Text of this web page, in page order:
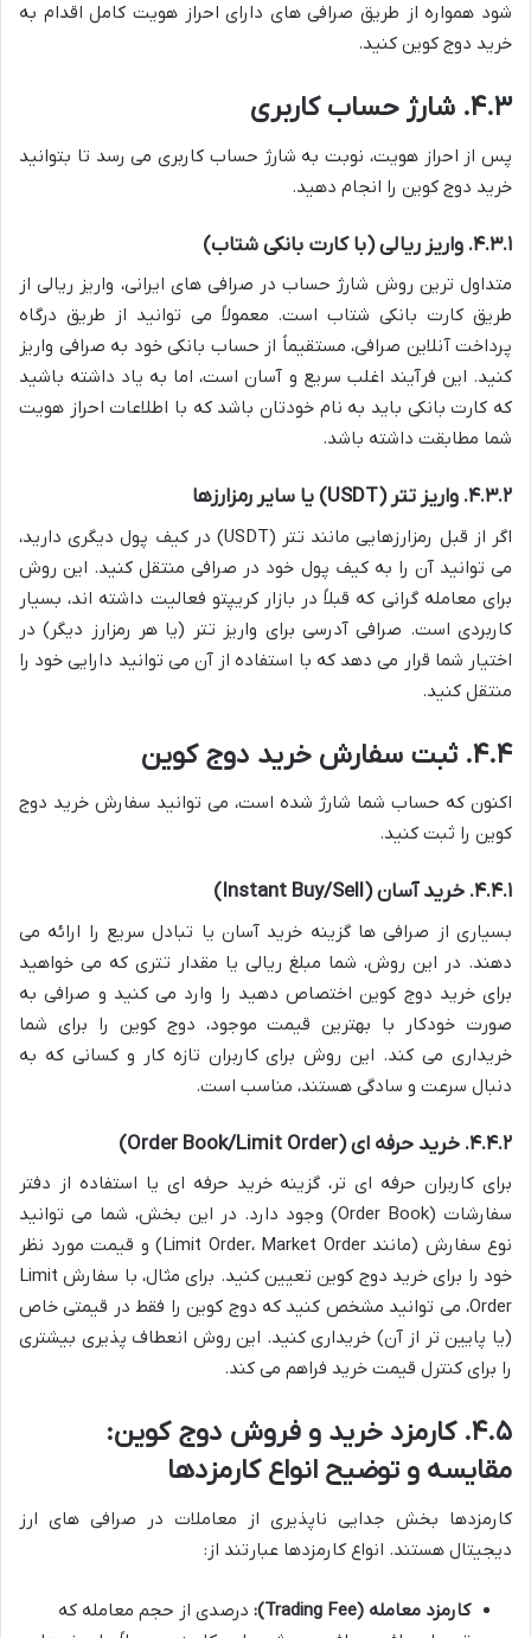
شود همواره از طریق صرافی های دارای احراز هویت کامل اقدام به
خرید دوج کوین کنید.
۴.۳. شارژ حساب کاربری
پس از احراز هویت، نوبت به شارژ حساب کاربری می رسد تا بتوانید
خرید دوج کوین را انجام دهید.
۴.۳.۱. واریز ریالی (با کارت بانکی شتاب)
متداول ترین روش شارژ حساب در صرافی های ایرانی، واریز ریالی از
طریق کارت بانکی شتاب است. معمولاً می توانید از طریق درگاه
پرداخت آنلاین صرافی، مستقیماً از حساب بانکی خود به صرافی واریز
کنید. این فرآیند اغلب سریع و آسان است، اما به یاد داشته باشید
که کارت بانکی باید به نام خودتان باشد که با اطلاعات احراز هویت
شما مطابقت داشته باشد.
۴.۳.۲. واریز تتر (USDT) یا سایر رمزارزها
اگر از قبل رمزارزهایی مانند تتر (USDT) در کیف پول دیگری دارید،
می توانید آن را به کیف پول خود در صرافی منتقل کنید. این روش
برای معامله گرانی که قبلاً در بازار کریپتو فعالیت داشته اند، بسیار
کاربردی است. صرافی آدرسی برای واریز تتر (یا هر رمزارز دیگر) در
اختیار شما قرار می دهد که با استفاده از آن می توانید دارایی خود را
منتقل کنید.
۴.۴. ثبت سفارش خرید دوج کوین
اکنون که حساب شما شارژ شده است، می توانید سفارش خرید دوج
کوین را ثبت کنید.
۴.۴.۱. خرید آسان (Instant Buy/Sell)
بسیاری از صرافی ها گزینه خرید آسان یا تبادل سریع را ارائه می
دهند. در این روش، شما مبلغ ریالی یا مقدار تتری که می خواهید
برای خرید دوج کوین اختصاص دهید را وارد می کنید و صرافی به
صورت خودکار با بهترین قیمت موجود، دوج کوین را برای شما
خریداری می کند. این روش برای کاربران تازه کار و کسانی که به
دنبال سرعت و سادگی هستند، مناسب است.
۴.۴.۲. خرید حرفه ای (Order Book/Limit Order)
برای کاربران حرفه ای تر، گزینه خرید حرفه ای یا استفاده از دفتر
سفارشات (Order Book) وجود دارد. در این بخش، شما می توانید
نوع سفارش (مانند Limit Order، Market Order) و قیمت مورد نظر
خود را برای خرید دوج کوین تعیین کنید. برای مثال، با سفارش Limit
Order، می توانید مشخص کنید که دوج کوین را فقط در قیمتی خاص
(یا پایین تر از آن) خریداری کنید. این روش انعطاف پذیری بیشتری
را برای کنترل قیمت خرید فراهم می کند.
۴.۵. کارمزد خرید و فروش دوج کوین:
مقایسه و توضیح انواع کارمزدها
کارمزدها بخش جدایی ناپذیری از معاملات در صرافی های ارز
دیجیتال هستند. انواع کارمزدها عبارتند از:
کارمزد معامله (Trading Fee):
درصدی از حجم معامله که